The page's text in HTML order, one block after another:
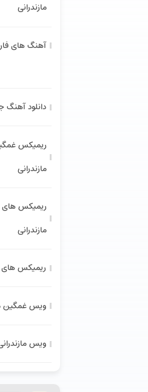
مازندرانی
آهنگ های
دانلود آهنگ
ریمیکس
مازندرانی
ریمیکس های
مازندرانی
ریمیکس های
ویس غمگین
ویس